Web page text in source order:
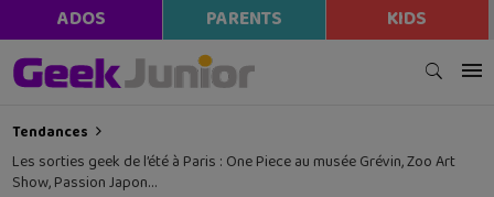
ADOS PARENTS KIDS
Tendances
Les sorties geek de l’été à Paris : One Piece au musée Grévin, Zoo Art
Show, Passion Japon…